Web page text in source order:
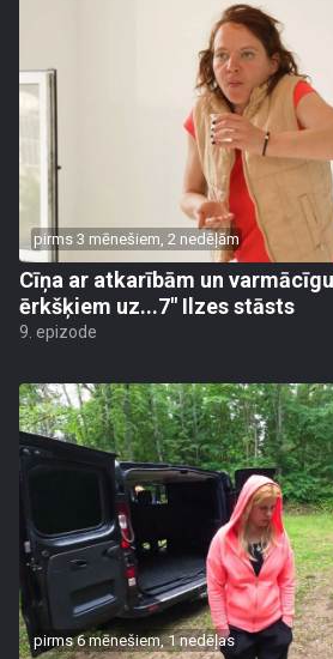
pirms 3 mēnešiem, 2 nedēļām
Cīņa ar atkarībām un
ērkšķiem uz...7" Ilzes stāsts
9. epizode
pirms 6 mēnešiem, 1 nedēļas